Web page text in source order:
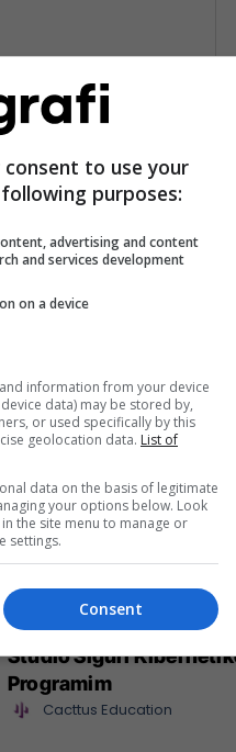
Maturant, puno nga
Studio Siguri
Programim
Cacttus Education
to use your
purposes:
advertising and content
and services development
on a device
information from your device
data) may be stored by,
or used specifically by this
geolocation data. List of
data on the basis of legitimate
your options below. Look
the site menu to manage or
settings.
Consent